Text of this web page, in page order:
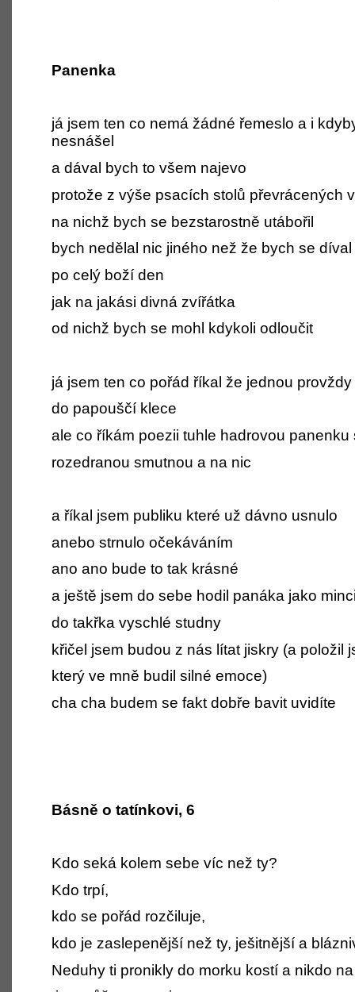
Panenka
já jsem ten co nemá žádné řemeslo a i
nesnášel
a dával bych to všem najevo
protože z výše psacích stolů převrácených
na nichž bych se bezstarostně utábořil
bych nedělal nic jiného než že bych se
po celý boží den
jak na jakási divná zvířátka
od nichž bych se mohl kdykoli odloučit
já jsem ten co pořád říkal že jednou
do papouščí klece
ale co říkám poezii tuhle hadrovou panenku
rozedranou smutnou a na nic
a říkal jsem publiku které už dávno usnulo
anebo strnulo očekáváním
ano ano bude to tak krásné
a ještě jsem do sebe hodil panáka jako
do takřka vyschlé studny
křičel jsem budou z nás lítat jiskry (a položil
který ve mně budil silné emoce)
cha cha budem se fakt dobře bavit uvidíte
Básně o tatínkovi, 6
Kdo seká kolem sebe víc než ty?
Kdo trpí,
kdo se pořád rozčiluje,
kdo je zaslepenější než ty, ješitnější a
Neduhy ti pronikly do morku kostí a nikdo